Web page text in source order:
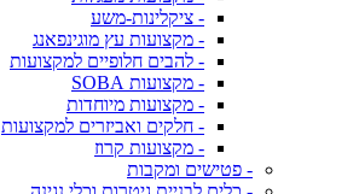
- ציקלינות-משע
- מקצועות עץ מוגינפאנג
- להבים חלופיים למקצועות
- מקצועות SOBA
- מקצועות מיוחדות
- חלקים ואביזרים למקצועות
- מקצועות קרוז
- פטישים ומקבות